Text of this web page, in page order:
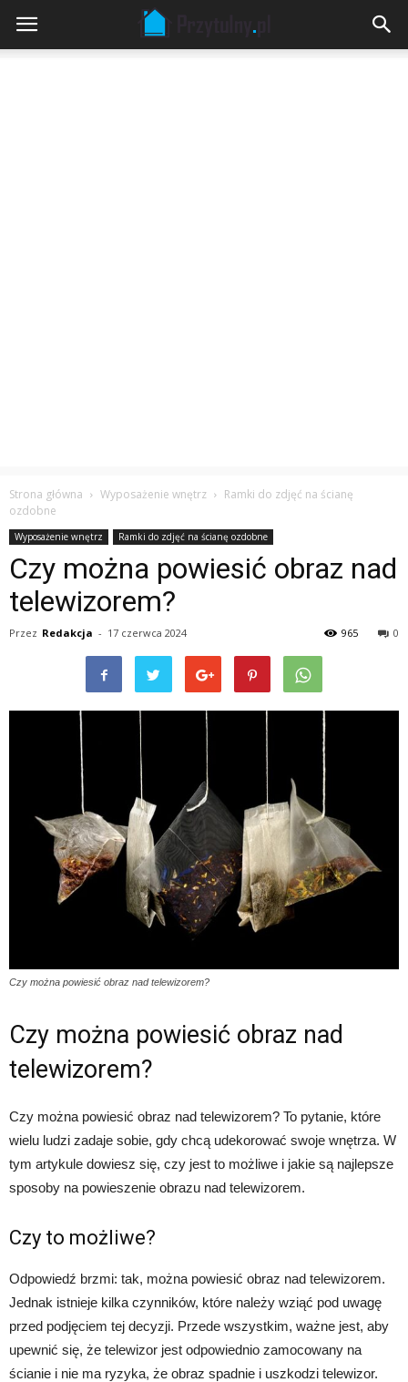
Strona główna Wyposażenie wnętrz
Ramki do zdjęć na ścianę
ozdobne
Wyposażenie wnętrz Ramki do zdjęć na ścianę ozdobne
Czy można powiesić obraz nad
telewizorem?
Przez Redakcja - 17 czerwca 2024 0
965
Czy można powiesić obraz nad telewizorem?
Czy można powiesić obraz nad
telewizorem?
Czy można powiesić obraz nad telewizorem? To pytanie, które
wielu ludzi zadaje sobie, gdy chcą udekorować swoje wnętrza. W
tym artykule dowiesz się, czy jest to możliwe i jakie są najlepsze
sposoby na powieszenie obrazu nad telewizorem.
Czy to możliwe?
Odpowiedź brzmi: tak, można powiesić obraz nad telewizorem.
Jednak istnieje kilka czynników, które należy wziąć pod uwagę
przed podjęciem tej decyzji. Przede wszystkim, ważne jest, aby
upewnić się, że telewizor jest odpowiednio zamocowany na
ścianie i nie ma ryzyka, że obraz spadnie i uszkodzi telewizor.